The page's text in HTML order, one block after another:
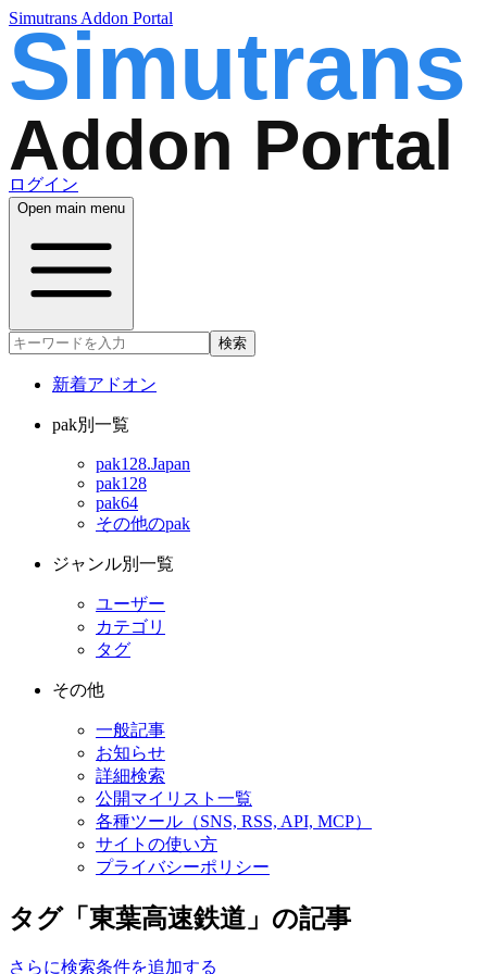
Simutrans Addon Portal
ログイン
Open main menu
検索
新着アドオン
pak別一覧
pak128.Japan
pak128
pak64
その他のpak
ジャンル別一覧
ユーザー
カテゴリ
タグ
その他
一般記事
お知らせ
詳細検索
公開マイリスト一覧
各種ツール（SNS, RSS, API, MCP）
サイトの使い方
プライバシーポリシー
タグ「東葉高速鉄道」の記事
さらに検索条件を追加する